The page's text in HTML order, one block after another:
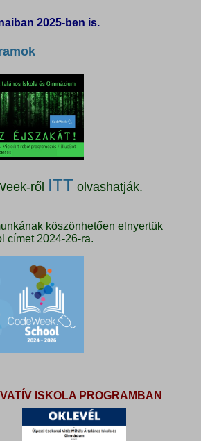
2025-ben is.
ről ITT olvashatják.
köszönhetően elnyertük
címet 2024-26-ra.
ISKOLA PROGRAMBAN